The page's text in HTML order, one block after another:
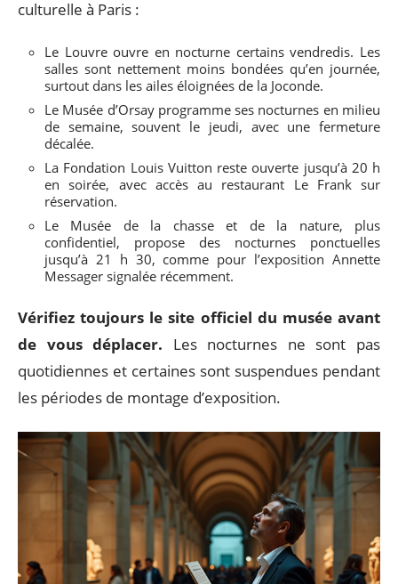
culturelle à Paris :
Le Louvre ouvre en nocturne certains vendredis. Les
salles sont nettement moins bondées qu’en journée,
surtout dans les ailes éloignées de la Joconde.
Le Musée d’Orsay programme ses nocturnes en milieu
de semaine, souvent le jeudi, avec une fermeture
décalée.
La Fondation Louis Vuitton reste ouverte jusqu’à 20 h
en soirée, avec accès au restaurant Le Frank sur
réservation.
Le Musée de la chasse et de la nature, plus
confidentiel, propose des nocturnes ponctuelles
jusqu’à 21 h 30, comme pour l’exposition Annette
Messager signalée récemment.
Vérifiez toujours le site officiel du musée avant
de vous déplacer. Les nocturnes ne sont pas
quotidiennes et certaines sont suspendues pendant
les périodes de montage d’exposition.